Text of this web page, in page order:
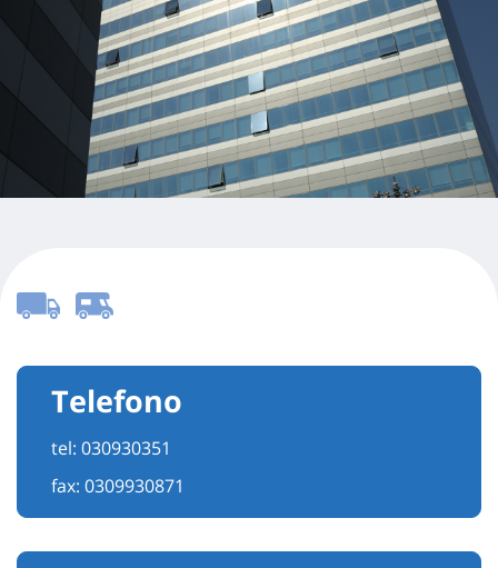
Telefono
tel: 030930351
fax: 0309930871